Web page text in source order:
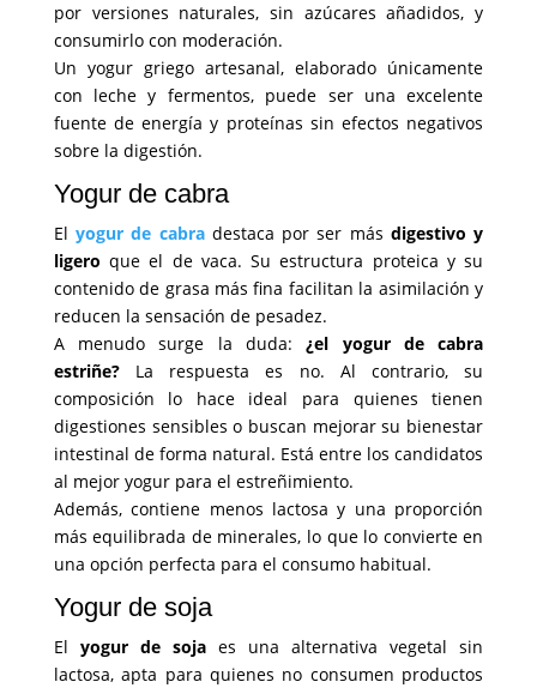
por versiones naturales, sin azúcares añadidos, y
consumirlo con moderación.
Un yogur griego artesanal, elaborado únicamente
con leche y fermentos, puede ser una excelente
fuente de energía y proteínas sin efectos negativos
sobre la digestión.
Yogur de cabra
Elyogur de cabradestaca por ser más digestivo y
ligero que el de vaca. Su estructura proteica y su
contenido de grasa más fina facilitan la asimilación y
reducen la sensación de pesadez.
A menudo surge la duda:¿el yogur de cabra
estriñe?La respuesta es no. Al contrario, su
composición lo hace ideal para quienes tienen
digestiones sensibles o buscan mejorar su bienestar
intestinal de forma natural. Está entre los candidatos
al mejor yogur para el estreñimiento.
Además, contiene menos lactosa y una proporción
más equilibrada de minerales, lo que lo convierte en
una opción perfecta para el consumo habitual.
Yogur de soja
El yogur de sojaes una alternativa vegetal sin
lactosa, apta para quienes no consumen productos